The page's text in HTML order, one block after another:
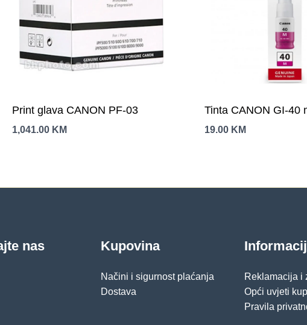
Print glava CANON PF-03
1,041.00 KM
Tinta CANON GI-40
19.00 KM
nas Kupovina
Načini i sigurnost plaćanja
Dostava
Reklamacija i
Opći uvjeti
Pravila